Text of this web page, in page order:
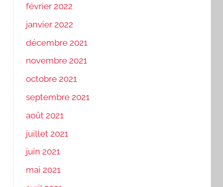
février 2022
janvier 2022
décembre 2021
novembre 2021
octobre 2021
septembre 2021
août 2021
juillet 2021
juin 2021
mai 2021